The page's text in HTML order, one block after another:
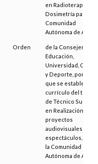
en Radioterapia y
Dosimetría para la
Comunidad
Autónoma de
Orden
de la Consejera de
Educación,
Universidad,
y Deporte, por la
que se establece el
currículo del título
de Técnico
en Realización de
proyectos
audiovisuales y
espectáculos, para
la Comunidad
Autónoma de